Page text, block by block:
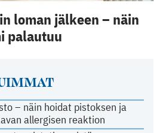
– näin hoidat pistoksen ja
allergisen reaktion
loman jälkeen – näin
palautuu